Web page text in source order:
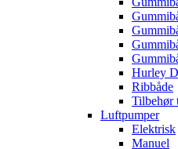
Hurley
Ribbåde
Tilbehør
Luftpumper
Elektrisk
Manuel